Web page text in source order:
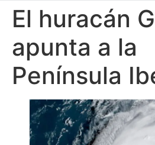
El huracán
apunta a la
Península